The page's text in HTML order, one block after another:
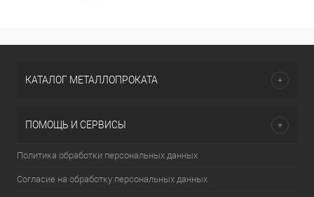
КАТАЛОГ МЕТАЛЛОПРОКАТА
ПОМОЩЬ И СЕРВИСЫ
Политика обработки персональных данных
Согласие на обработку персональных данных